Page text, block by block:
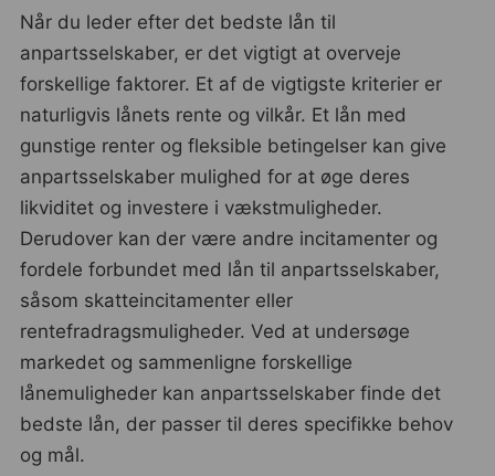
Når du leder efter det bedste lån til
anpartsselskaber, er det vigtigt at overveje
forskellige faktorer. Et af de vigtigste kriterier er
naturligvis lånets rente og vilkår. Et lån med
gunstige renter og fleksible betingelser kan give
anpartsselskaber mulighed for at øge deres
likviditet og investere i vækstmuligheder.
Derudover kan der være andre incitamenter og
fordele forbundet med lån til anpartsselskaber,
såsom skatteincitamenter eller
rentefradragsmuligheder. Ved at undersøge
markedet og sammenligne forskellige
lånemuligheder kan anpartsselskaber finde det
bedste lån, der passer til deres specifikke behov
og mål.